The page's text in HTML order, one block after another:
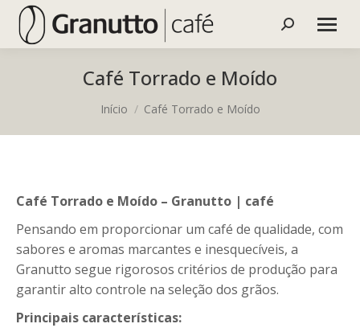
Buscar
Café Torrado e Moído
Você está aqui:
Início Café Torrado e Moído
Café Torrado e Moído – Granutto | café
Pensando em proporcionar um café de qualidade, com
sabores e aromas marcantes e inesquecíveis, a
Granutto segue rigorosos critérios de produção para
garantir alto controle na seleção dos grãos.
Principais características: